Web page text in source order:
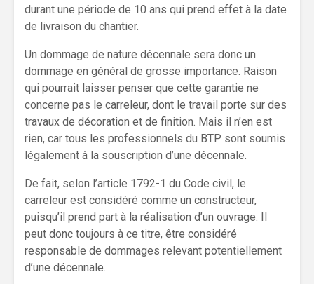
durant une période de 10 ans qui prend effet à la date
de livraison du chantier.
Un dommage de nature décennale sera donc un
dommage en général de grosse importance. Raison
qui pourrait laisser penser que cette garantie ne
concerne pas le carreleur, dont le travail porte sur des
travaux de décoration et de finition. Mais il n’en est
rien, car tous les professionnels du BTP sont soumis
légalement à la souscription d’une décennale.
De fait, selon l’article 1792-1 du Code civil, le
carreleur est considéré comme un constructeur,
puisqu’il prend part à la réalisation d’un ouvrage. Il
peut donc toujours à ce titre, être considéré
responsable de dommages relevant potentiellement
d’une décennale.